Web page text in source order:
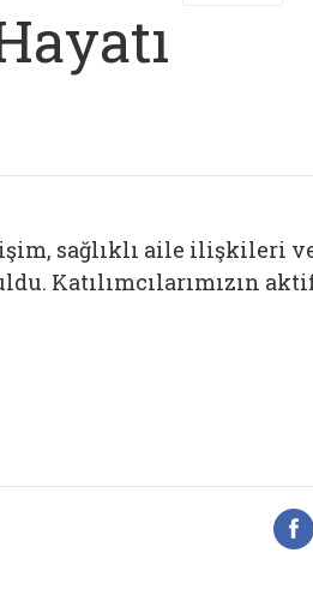
sağlıklı aile ilişkileri
Katılımcılarımızın